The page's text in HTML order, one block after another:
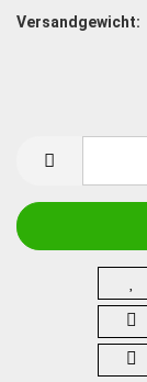
Versandgewicht: